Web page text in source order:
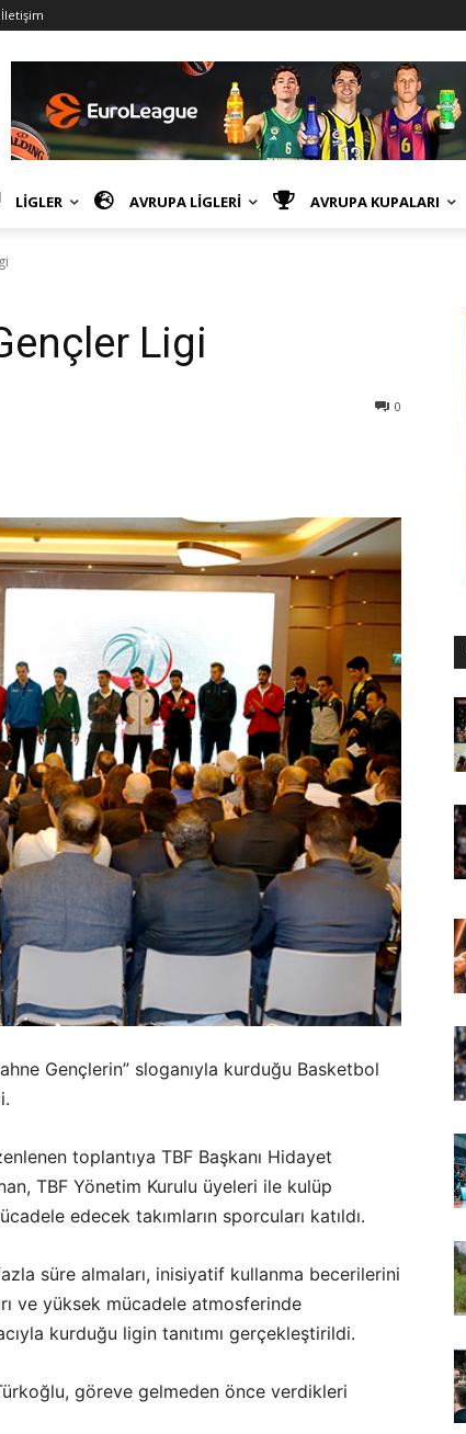
İletişim
LİGLER AVRUPA LİGLERİ AVRUPA KUPALARI
Ligi
0
Gençlerin” sloganıyla kurduğu Basketbol
toplantıya TBF Başkanı Hidayet
TBF Yönetim Kurulu üyeleri ile kulüp
edecek takımların sporcuları katıldı.
süre almaları, inisiyatif kullanma becerilerini
ve yüksek mücadele atmosferinde
kurduğu ligin tanıtımı gerçekleştirildi.
göreve gelmeden önce verdikleri